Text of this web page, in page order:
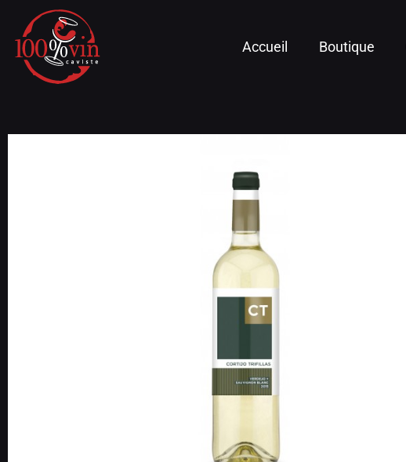
Accueil Boutique